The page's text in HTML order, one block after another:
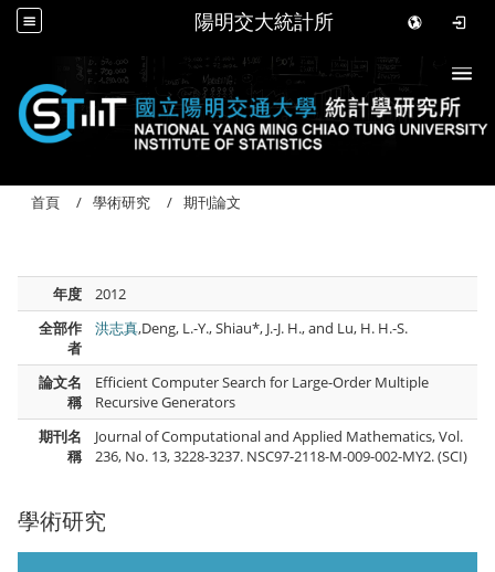
陽明交大統計所
學術研究
首頁 學術研究 期刊論文
年度
2012
全部作
者
洪志真,Deng, L.-Y., Shiau*, J.-J. H., and Lu, H. H.-S.
論文名
稱
Efficient Computer Search for Large-Order Multiple
Recursive Generators
期刊名
稱
Journal of Computational and Applied Mathematics, Vol.
236, No. 13, 3228-3237. NSC97-2118-M-009-002-MY2. (SCI)